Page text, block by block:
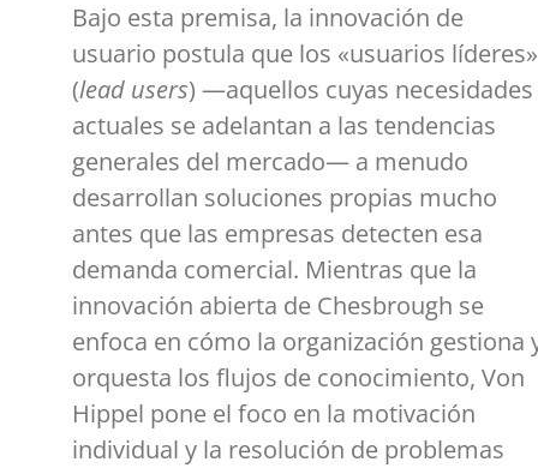
Bajo esta premisa, la innovación de
usuario postula que los «usuarios líderes»
(lead users) —aquellos cuyas necesidades
actuales se adelantan a las tendencias
generales del mercado— a menudo
desarrollan soluciones propias mucho
antes que las empresas detecten esa
demanda comercial. Mientras que la
innovación abierta de Chesbrough se
enfoca en cómo la organización gestiona
orquesta los flujos de conocimiento, Von
Hippel pone el foco en la motivación
individual y la resolución de problemas